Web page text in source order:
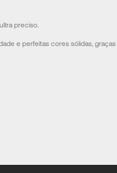
preciso.
e perfeitas cores sólidas,